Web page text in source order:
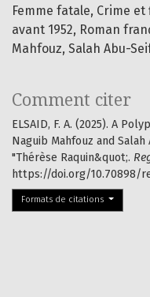
Femme fatale Crime et
avant 1952 Roman
Mahfouz Salah Abu-
Comment citer
ELSAID, F. A. (2025). A
Naguib Mahfouz and Salah
"Thérèse Raquin&quot;.
https://doi.org/10.70898/
Formats de citations